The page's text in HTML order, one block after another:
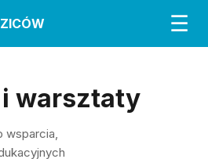
☰
warsztaty
wsparcia,